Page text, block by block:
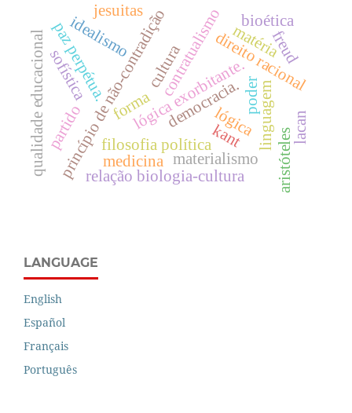
lógica
princípio de não-contradiçãológica exorbitante.
kant
direito racional
filosofia política
contratualismo
paz perpétua.
idealismo
materialismo
forma
matéria
democracia. linguagem
aristóteles
sofística cultura
relação biologia-cultura
jesuitas
qualidade educacional
bioética
medicina
partido
poder
freud
lacan
LANGUAGE
English
Español
Français
Português